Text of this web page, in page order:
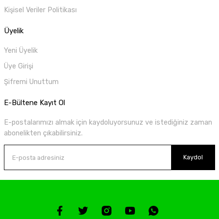
Kişisel Veriler Politikası
Üyelik
Yeni Üyelik
Üye Girişi
Şifremi Unuttum
E-Bültene Kayıt Ol
E-postalarımızı almak için kaydoluyorsunuz ve istediğiniz zaman
abonelikten çıkabilirsiniz.
Kaydol